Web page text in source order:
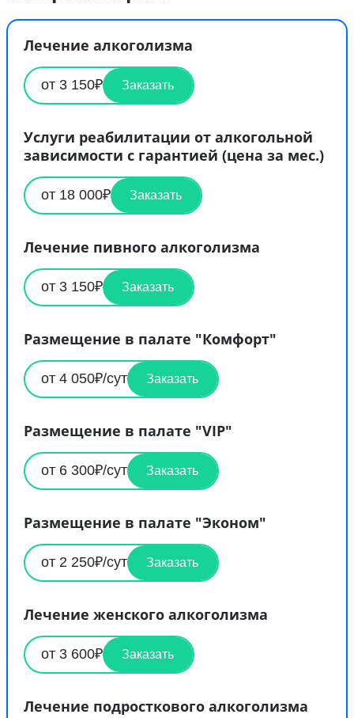
Лечение алкоголизма
от 3 150₽ Заказать
Услуги реабилитации от алкогольной
зависимости с гарантией (цена за мес.)
от 18 000₽ Заказать
Лечение пивного алкоголизма
от 3 150₽ Заказать
Размещение в палате "Комфорт"
от 4 050₽/сут Заказать
Размещение в палате "VIP"
от 6 300₽/сут Заказать
Размещение в палате "Эконом"
от 2 250₽/сут Заказать
Лечение женского алкоголизма
от 3 600₽ Заказать
Лечение подросткового алкоголизма